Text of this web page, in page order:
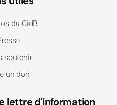
du CidB
soutenir
un don
lettre d'information